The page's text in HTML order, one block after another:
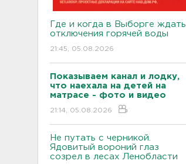
Где и когда в Выборге ждать
отключения горячей воды
21:45, 05.08.2026
Показываем канал и лодку,
что наехала на детей на
матрасе - фото и видео
21:14, 05.08.2026
Не путать с черникой.
Ядовитый вороний глаз
созрел в лесах Ленобласти